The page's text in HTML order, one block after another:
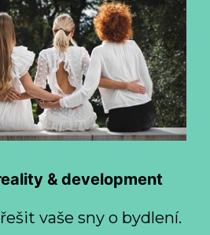
& development
vaše sny o bydlení.